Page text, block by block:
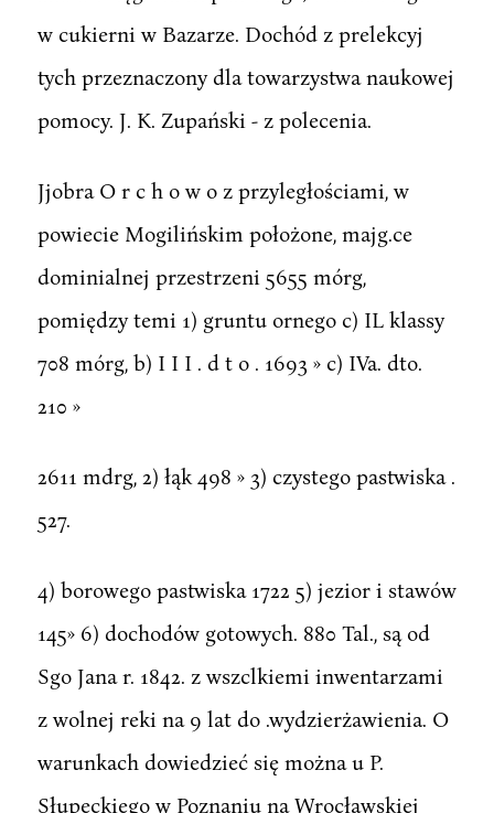
w cukierni w Bazarze. Dochód z prelekcyj
tych przeznaczony dla towarzystwa naukowej
pomocy. J. K. Zupański - z polecenia.
Jjobra O r c h o w o z przyległościami, w
powiecie Mogilińskim położone, majg.ce
dominialnej przestrzeni 5655 mórg,
pomiędzy temi 1) gruntu ornego c) IL klassy
708 mórg, b) I I I . d t o . 1693 » c) IVa. dto.
210 »
2611 mdrg, 2) łąk 498 » 3) czystego pastwiska .
527.
4) borowego pastwiska 1722 5) jezior i stawów
145» 6) dochodów gotowych. 880 Tal., są od
Sgo Jana r. 1842. z wszclkiemi inwentarzami
z wolnej reki na 9 lat do .wydzierżawienia. O
warunkach dowiedzieć się można u P.
Słupeckiego w Poznaniu na Wrocławskiej